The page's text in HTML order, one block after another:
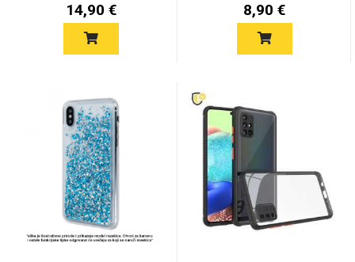
14,90 € 8,90 €
Sportski motivi Obiteljski motivi
Mix